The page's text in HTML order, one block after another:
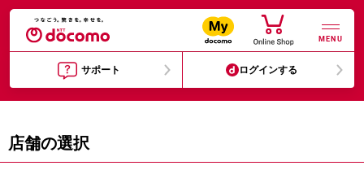
MENU
サポート ログインする
店舗の選択